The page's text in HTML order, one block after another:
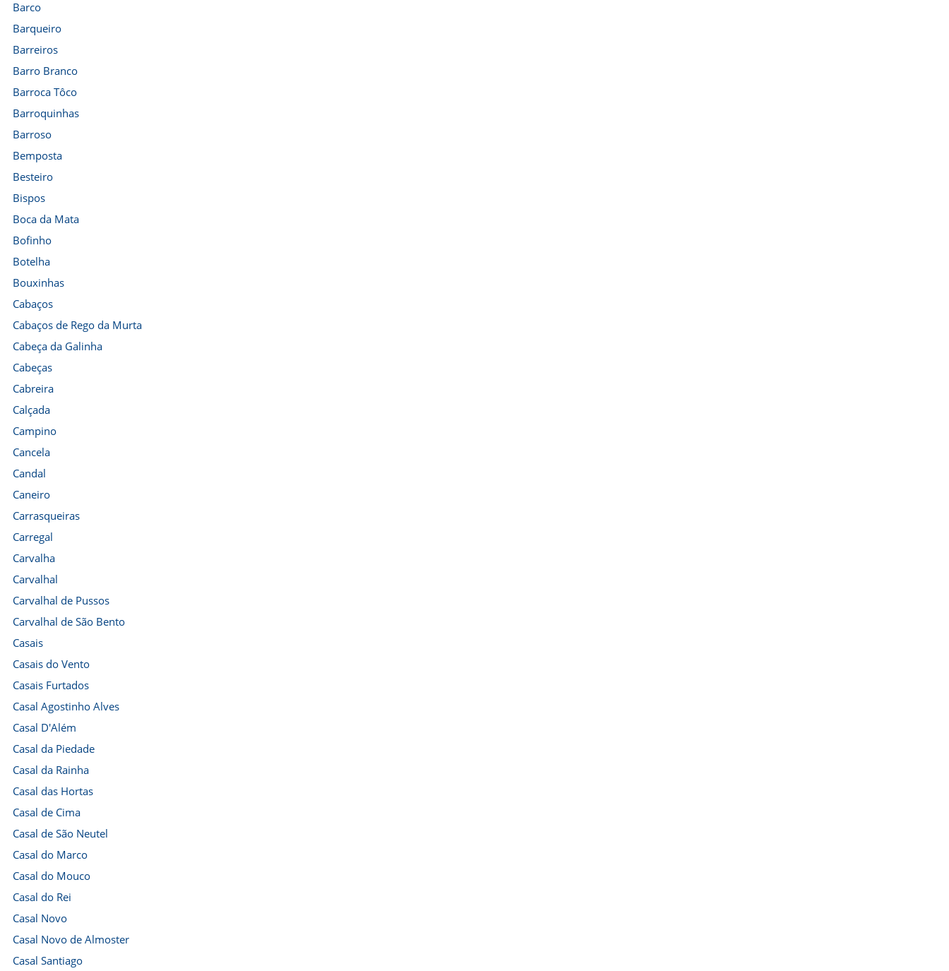
Barco
Barqueiro
Barreiros
Barro Branco
Barroca Tôco
Barroquinhas
Barroso
Bemposta
Besteiro
Bispos
Boca da Mata
Bofinho
Botelha
Bouxinhas
Cabaços
Cabaços de Rego da Murta
Cabeça da Galinha
Cabeças
Cabreira
Calçada
Campino
Cancela
Candal
Caneiro
Carrasqueiras
Carregal
Carvalha
Carvalhal
Carvalhal de Pussos
Carvalhal de São Bento
Casais
Casais do Vento
Casais Furtados
Casal Agostinho Alves
Casal D'Além
Casal da Piedade
Casal da Rainha
Casal das Hortas
Casal de Cima
Casal de São Neutel
Casal do Marco
Casal do Mouco
Casal do Rei
Casal Novo
Casal Novo de Almoster
Casal Santiago